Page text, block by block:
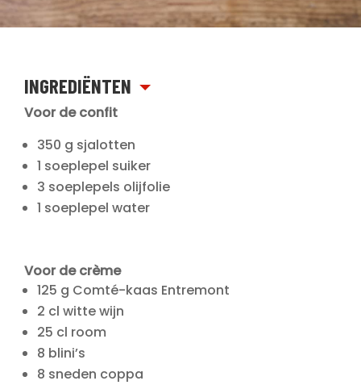
INGREDIËNTEN
Voor de confit
350 g sjalotten
1 soeplepel suiker
3 soeplepels olijfolie
1 soeplepel water
Voor de crème
125 g Comté-kaas Entremont
2 cl witte wijn
25 cl room
8 blini’s
8 sneden coppa